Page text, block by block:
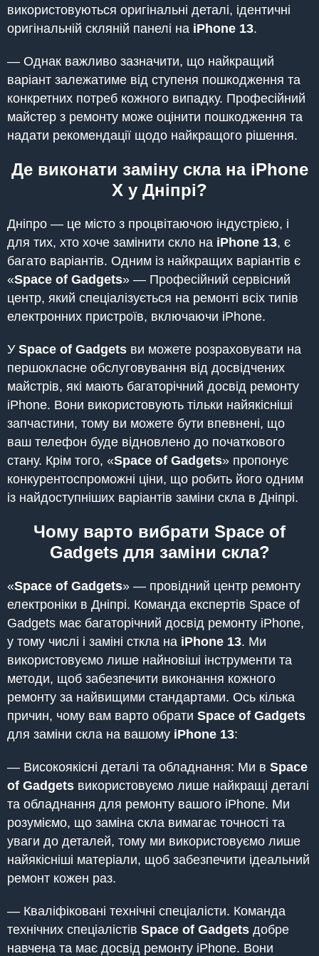
використовуються оригінальні деталі, ідентичні
оригінальній скляній панелі на iPhone 13.
— Однак важливо зазначити, що найкращий
варіант залежатиме від ступеня пошкодження та
конкретних потреб кожного випадку. Професійний
майстер з ремонту може оцінити пошкодження та
надати рекомендації щодо найкращого рішення.
Де виконати заміну скла на iPhone
X у Дніпрі?
Дніпро — це місто з процвітаючою індустрією, і
для тих, хто хоче замінити скло на iPhone 13, є
багато варіантів. Одним із найкращих варіантів є
«Space of Gadgets» — Професійний сервісний
центр, який спеціалізується на ремонті всіх типів
електронних пристроїв, включаючи iPhone.
У Space of Gadgets ви можете розраховувати на
першокласне обслуговування від досвідчених
майстрів, які мають багаторічний досвід ремонту
iPhone. Вони використовують тільки найякісніші
запчастини, тому ви можете бути впевнені, що
ваш телефон буде відновлено до початкового
стану. Крім того, «Space of Gadgets» пропонує
конкурентоспроможні ціни, що робить його одним
із найдоступніших варіантів заміни скла в Дніпрі.
Чому варто вибрати Space of
Gadgets для заміни скла?
«Space of Gadgets» — провідний центр ремонту
електроніки в Дніпрі. Команда експертів Space of
Gadgets має багаторічний досвід ремонту iPhone,
у тому числі і заміні сткла на iPhone 13. Ми
використовуємо лише найновіші інструменти та
методи, щоб забезпечити виконання кожного
ремонту за найвищими стандартами. Ось кілька
причин, чому вам варто обрати Space of Gadgets
для заміни скла на вашому iPhone 13:
— Високоякісні деталі та обладнання: Ми в Space
of Gadgets використовуємо лише найкращі деталі
та обладнання для ремонту вашого iPhone. Ми
розуміємо, що заміна скла вимагає точності та
уваги до деталей, тому ми використовуємо лише
найякісніші матеріали, щоб забезпечити ідеальний
ремонт кожен раз.
— Кваліфіковані технічні спеціалісти. Команда
технічних спеціалістів Space of Gadgets добре
навчена та має досвід ремонту iPhone. Вони